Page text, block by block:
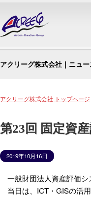
アクリーグ株式会社｜ニュ
アクリーグ株式会社 トップページ
第23回 固定資
2019年10月16日
一般財団法人資産評価シ
当日は、ICT・GISの活